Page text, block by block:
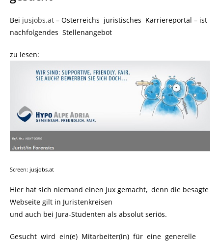
Bei jusjobs.at – Österreichs juristisches Karriereportal – ist
nachfolgendes Stellenangebot
zu lesen:
Screen: jusjobs.at
Hier hat sich niemand einen Jux gemacht, denn die besagte
Webseite gilt in Juristenkreisen
und auch bei Jura-Studenten als absolut seriös.
Gesucht wird ein(e) Mitarbeiter(in) für eine generelle